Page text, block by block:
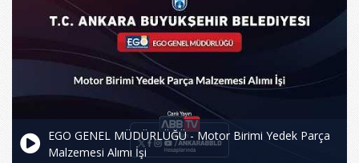
EGO GENEL MÜDÜRLÜĞÜ - Motor Birimi Yedek Parça
Malzemesi Alımı İşi